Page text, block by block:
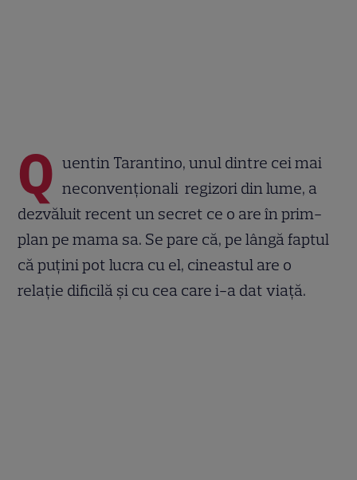
Q uentin Tarantino, unul dintre cei mai
neconvenționali regizori din lume, a
dezvăluit recent un secret ce o are în prim-
plan pe mama sa. Se pare că, pe lângă faptul
că puțini pot lucra cu el, cineastul are o
relație dificilă și cu cea care i-a dat viață.